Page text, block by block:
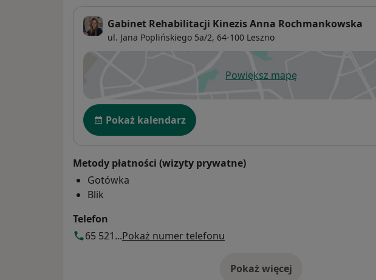
Gabinet Rehabilitacji Kinezis Anna Rochmankowska
ul. Jana Poplińskiego 5a/2, 64-100 Leszno
Powiększ mapęotwiera się w nowej karcie
Dostępność
Pokaż kalendarz
Metody płatności (wizyty prywatne)
Gotówka
Blik
Telefon
65 521...Pokaż numer telefonu
Pokaż więcej
o adresie